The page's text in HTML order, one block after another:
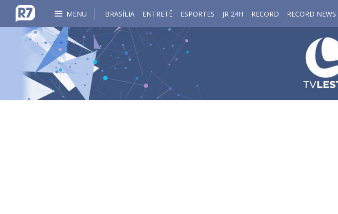
MENU BRASÍLIA ENTRETÊ ESPORTES JR 24H RECORD RECORD NEWS